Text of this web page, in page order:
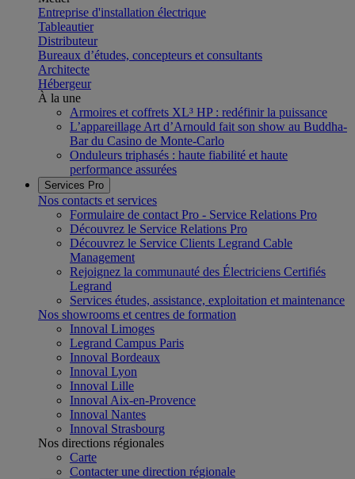
Entreprise d'installation électrique
Tableautier
Distributeur
Bureaux d’études, concepteurs et consultants
Architecte
Hébergeur
À la une
Armoires et coffrets XL³ HP : redéfinir la puissance
L’appareillage Art d’Arnould fait son show au Buddha-
Bar du Casino de Monte-Carlo
Onduleurs triphasés : haute fiabilité et haute
performance assurées
Services Pro
Nos contacts et services
Formulaire de contact Pro - Service Relations Pro
Découvrez le Service Relations Pro
Découvrez le Service Clients Legrand Cable
Management
Rejoignez la communauté des Électriciens Certifiés
Legrand
Services études, assistance, exploitation et maintenance
Nos showrooms et centres de formation
Innoval Limoges
Legrand Campus Paris
Innoval Bordeaux
Innoval Lyon
Innoval Lille
Innoval Aix-en-Provence
Innoval Nantes
Innoval Strasbourg
Nos directions régionales
Carte
Contacter une direction régionale